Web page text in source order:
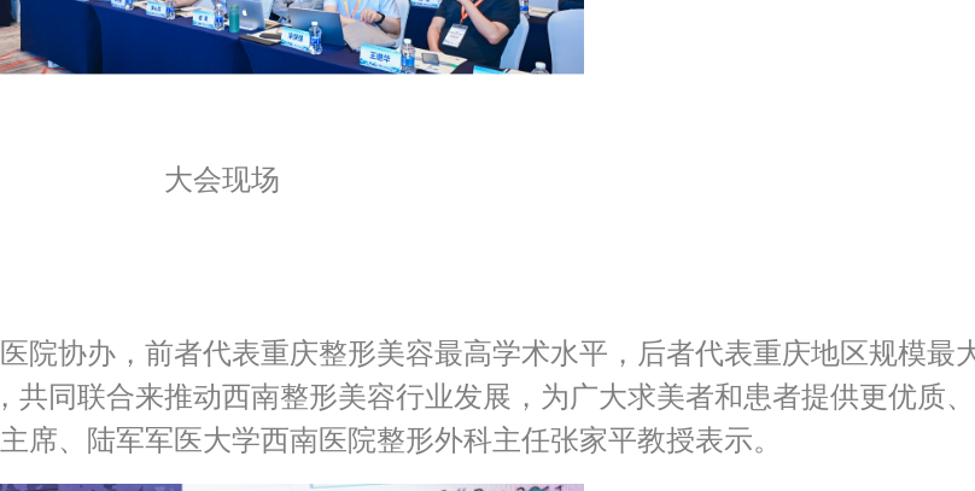
大会现场
院协办，前者代表重庆整形美容最高学术水平，后者代表重庆地区规模最
同联合来推动西南整形美容行业发展，为广大求美者和患者提供更优质
席、陆军军医大学西南医院整形外科主任张家平教授表示。